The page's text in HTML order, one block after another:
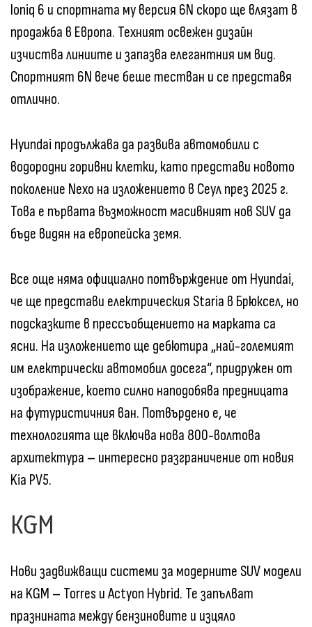
Ioniq 6 и спортната му версия 6N скоро ще влязат в
продажба в Европа. Техният освежен дизайн
изчиства линиите и запазва елегантния им вид.
Спортният 6N вече беше тестван и се представя
отлично.
Hyundai продължава да развива автомобили с
водородни горивни клетки, като представи новото
поколение Nexo на изложението в Сеул през 2025 г.
Това е първата възможност масивният нов SUV да
бъде видян на европейска земя.
Все още няма официално потвърждение от Hyundai,
че ще представи електрическия Staria в Брюксел, но
подсказките в прессъобщението на марката са
ясни. На изложението ще дебютира „най-големият
им електрически автомобил досега“, придружен от
изображение, което силно наподобява предницата
на футуристичния ван. Потвърдено е, че
технологията ще включва нова 800-волтова
архитектура – интересно разграничение от новия
Kia PV5.
KGM
Нови задвижващи системи за модерните SUV модели
на KGM – Torres и Actyon Hybrid. Те запълват
празнината между бензиновите и изцяло